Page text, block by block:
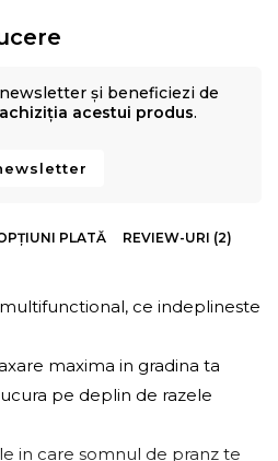
și beneficiezi de
acestui produs.
PLATĂ REVIEW-URI (2)
ce indeplineste
maxima in gradina ta
pe deplin de razele
in care somnul de pranz te